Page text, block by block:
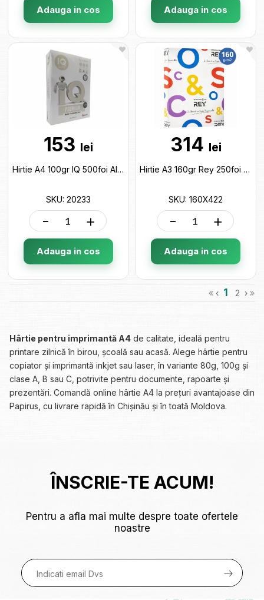
Adauga in cos Adauga in cos
153 lei
Hirtie A4 100gr IQ 500foi Alba Premium 20233
SKU: 20233
- +
Adauga in cos
314 lei
Hirtie A3 160gr Rey 250foi Alba 160X422
SKU: 160X422
- +
Adauga in cos
‹ 1 2 ›
Hârtie pentru imprimantă A4de calitate, ideală pentru
printare zilnică în birou, școală sau acasă. Alege hârtie pentru
copiator și imprimantă inkjet sau laser, în variante 80g, 100g și
clase A, B sau C, potrivite pentru documente, rapoarte și
prezentări. Comandă online hârtie A4 la prețuri avantajoase din
Papirus, cu livrare rapidă în Chișinău și în toată Moldova.
ÎNSCRIE-TE ACUM!
Pentru a afla mai multe despre toate ofertele
noastre